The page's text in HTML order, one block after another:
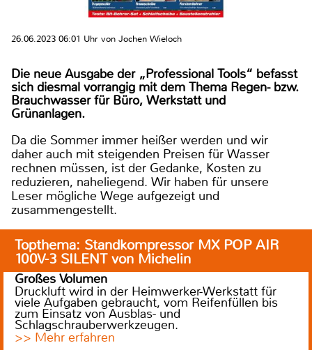
26.06.2023 06:01 Uhr von Jochen Wieloch
Die neue Ausgabe der „Professional Tools“ befasst
sich diesmal vorrangig mit dem Thema Regen- bzw.
Brauchwasser für Büro, Werkstatt und
Grünanlagen.
Da die Sommer immer heißer werden und wir
daher auch mit steigenden Preisen für Wasser
rechnen müssen, ist der Gedanke, Kosten zu
reduzieren, naheliegend. Wir haben für unsere
Leser mögliche Wege aufgezeigt und
zusammengestellt.
Topthema: Standkompressor MX POP AIR
100V-3 SILENT von Michelin
Großes Volumen
Druckluft wird in der Heimwerker-Werkstatt für
viele Aufgaben gebraucht, vom Reifenfüllen bis
zum Einsatz von Ausblas- und
Schlagschrauberwerkzeugen.
>> Mehr erfahren